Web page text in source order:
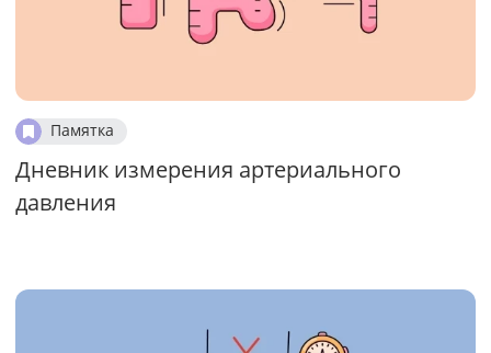
Памятка
Дневник измерения артериального
давления